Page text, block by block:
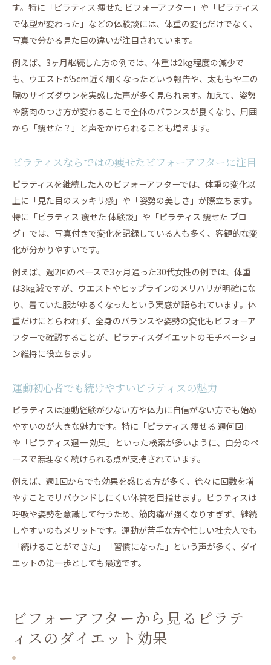
3ヶ月継続ピラティスで生活習慣はどう変わるか
ピラティスダイエット習慣化のためのコツと工夫
ピラティス3ヶ月継続で得た心と体の変化とは
ピラティス習慣化がもたらすダイエットの安定感
す。特に「ピラティス 痩せた ビフォーアフター」や「ピラティス
で体型が変わった」などの体験談には、体重の変化だけでなく、
写真で分かる見た目の違いが注目されています。
例えば、3ヶ月継続した方の例では、体重は2kg程度の減少で
も、ウエストが5cm近く細くなったという報告や、太ももや二の
腕のサイズダウンを実感した声が多く見られます。加えて、姿勢
や筋肉のつき方が変わることで全体のバランスが良くなり、周囲
から「痩せた？」と声をかけられることも増えます。
ピラティスならではの痩せたビフォーアフターに注目
ピラティスを継続した人のビフォーアフターでは、体重の変化以
上に「見た目のスッキリ感」や「姿勢の美しさ」が際立ちます。
特に「ピラティス 痩せた 体験談」や「ピラティス 痩せた ブロ
グ」では、写真付きで変化を記録している人も多く、客観的な変
化が分かりやすいです。
例えば、週2回のペースで3ヶ月通った30代女性の例では、体重
は3kg減ですが、ウエストやヒップラインのメリハリが明確にな
り、着ていた服がゆるくなったという実感が語られています。体
重だけにとらわれず、全身のバランスや姿勢の変化もビフォーア
フターで確認することが、ピラティスダイエットのモチベーショ
ン維持に役立ちます。
運動初心者でも続けやすいピラティスの魅力
ピラティスは運動経験が少ない方や体力に自信がない方でも始め
やすいのが大きな魅力です。特に「ピラティス 痩せる 週何回」
や「ピラティス週一 効果」といった検索が多いように、自分のペ
ースで無理なく続けられる点が支持されています。
例えば、週1回からでも効果を感じる方が多く、徐々に回数を増
やすことでリバウンドしにくい体質を目指せます。ピラティスは
呼吸や姿勢を意識して行うため、筋肉痛が強くなりすぎず、継続
しやすいのもメリットです。運動が苦手な方や忙しい社会人でも
「続けることができた」「習慣になった」という声が多く、ダイ
エットの第一歩としても最適です。
ビフォーアフターから見るピラテ
ィスのダイエット効果